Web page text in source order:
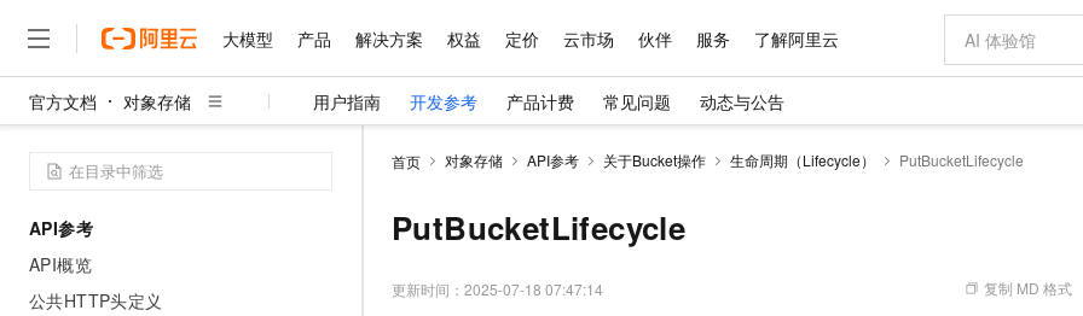
大模型 产品 解决方案 权益 定价 云市场 伙伴 服务 了解阿里云
官方文档 对象存储 用户指南 开发参考 产品计费 常见问题 动态与公告
API参考
API概览
公共HTTP头定义
首页 对象存储 API参考 关于Bucket操作 生命周期（Lifecycle） PutBucketLifecycle
PutBucketLifecycle
更新时间： 2025-07-18 07:47:14 复制 MD 格式
大模型
千问AI平台 大模型
产品
精选产品
精选产品
多元化、高性能、安全可靠的大模型服务
解决方案
精选解决方案
精选解决方案
轻松解锁专属
权益 普惠上云
推荐新用户得奖励，单订单最高返9万
AI 特惠 AI 场景体
从图文生成到
定价 产品定价
了解云产品的定价详情
云上成本管理
管理和优化成本
价格计算器
自助选配和估算价格
价格优势
配置报价
云市场 精选商城
多端小程序
数据与 API
手机三要素
基础软件
伙伴 成为销售伙伴
咨询伙伴
销售伙伴合作计划
成为产品伙伴
产品生态伙伴
产品伙伴
服务 售前咨询
自助服务
企业增值服务
专家技术服务
阿里云认证
了解阿里云 为什么选择阿里云
技术领先
最佳实践
云上奥运之旅
市场活动